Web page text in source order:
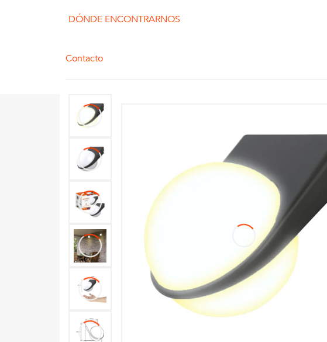
DÓNDE ENCONTRARNOS
Contacto